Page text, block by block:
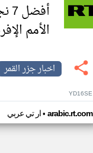
الأمم
اخبار جزر القمر
YD16SE
ار تي عربي• arabic.rt.com